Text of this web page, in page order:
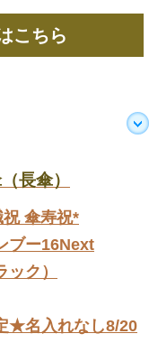
こちら
長傘）
傘寿祝*
ブー16Next
ック）
★名入れなし8/20